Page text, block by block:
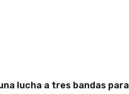
lucha a tres bandas para